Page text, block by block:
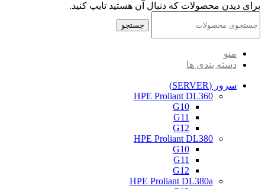
برای دیدن محصولات که دنبال آن هستید تایپ کنید.
جستجو
منو
دسته بندی ها
سرور (SERVER)
HPE Proliant DL360
G10
G11
G12
HPE Proliant DL380
G10
G11
G12
HPE Proliant DL380a